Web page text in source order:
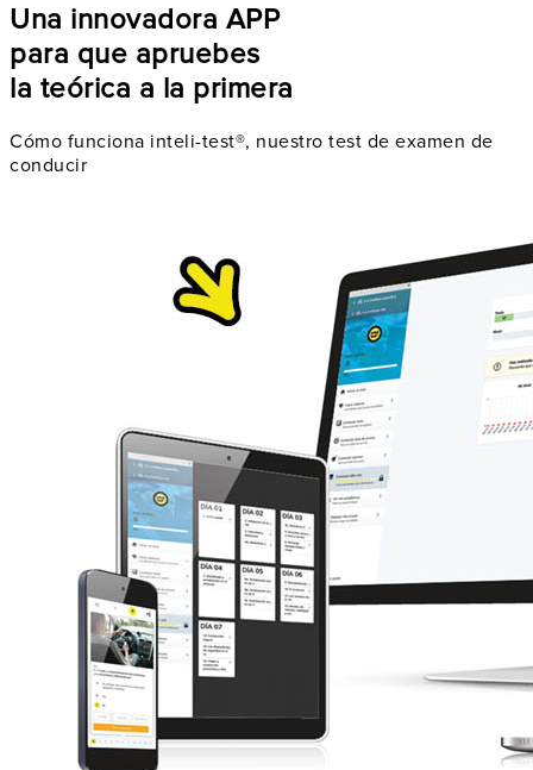
Una innovadora APP
para que apruebes
la teórica a la primera
Cómo funciona inteli-test®, nuestro test de examen de
conducir